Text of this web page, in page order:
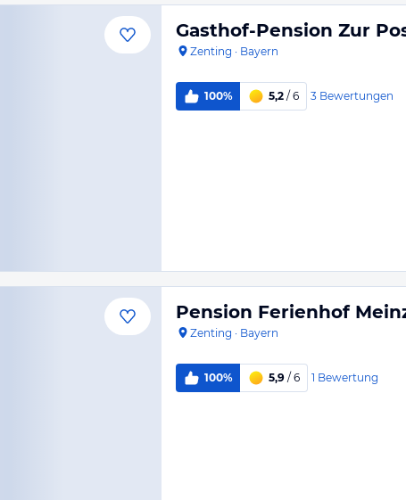
Gasthof-Pension Zur
Zenting · Bayern
100% 5,2 / 6 3 Bewertungen
Pension Ferienhof
Zenting · Bayern
100% 5,9 / 6 1 Bewertung